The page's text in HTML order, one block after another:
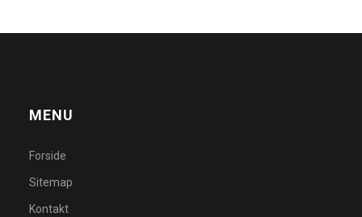
MENU
Forside
Sitemap
Kontakt